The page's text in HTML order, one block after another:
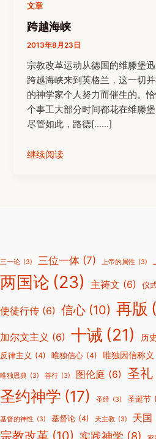
文章
跨越海峡
2013年8月23日
宗教改革运动从德国的维滕堡
跨越海峡来到英格兰，这一切
的神学家个人努力而催生的。
个事工大部分时间都花在维滕堡
尽管如此，路德[……]
继续阅读
三一论 (3) 三位一体 (7) 上帝的属性 (3)
两国论 (23) 主祷文 (6) 仪
使徒行传 (6) 信心 (10) 再版
加尔文主义 (6) 十诫 (21) 历
反律主义 (4) 唯独信心 (4) 唯独因信称义
唯独恩典 (3) 善行 (3) 图伦庭 (6) 圣礼
圣约神学 (17) 圣经 (3) 圣诞节
基督的神性 (3) 基督论 (4) 天主教 (3) 天国
宗教改革 (10) 实践神学 (8)